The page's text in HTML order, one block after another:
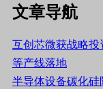
文章导航
互创芯微获战略投
等产线落地
半导体设备碳化